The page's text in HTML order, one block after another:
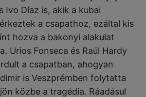
Ivo Díaz is, akik a kubai
a csapathoz, ezáltal kis
hozva a bakonyi alakulat
Urios Fonseca és Raúl Hardy
a csapatban, ahogyan
is Veszprémben folytatta
közbe a tragédia. Ráadásul